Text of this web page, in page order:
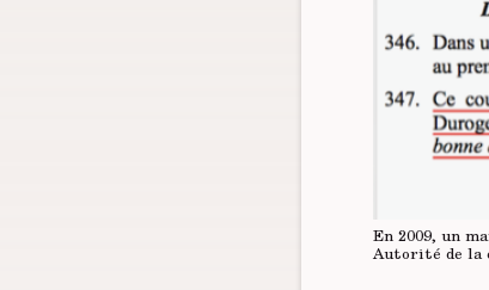
En 2009, un
Autorité de la